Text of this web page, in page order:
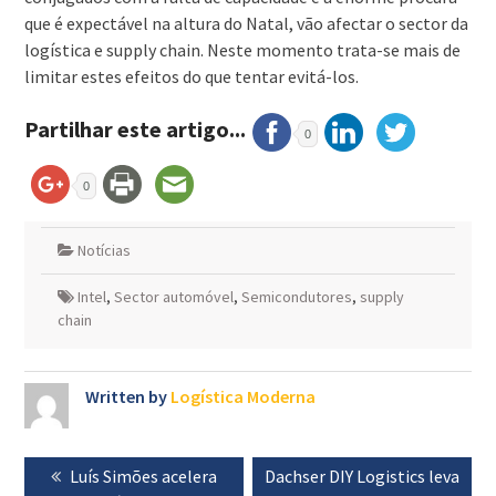
que é expectável na altura do Natal, vão afectar o sector da
logística e supply chain. Neste momento trata-se mais de
limitar estes efeitos do que tentar evitá-los.
Partilhar este artigo... 0
0
Notícias
Intel, Sector automóvel, Semicondutores, supply
chain
Written by Logística Moderna
Navegação
Previous
Luís Simões acelera
Next
Dachser DIY Logistics leva